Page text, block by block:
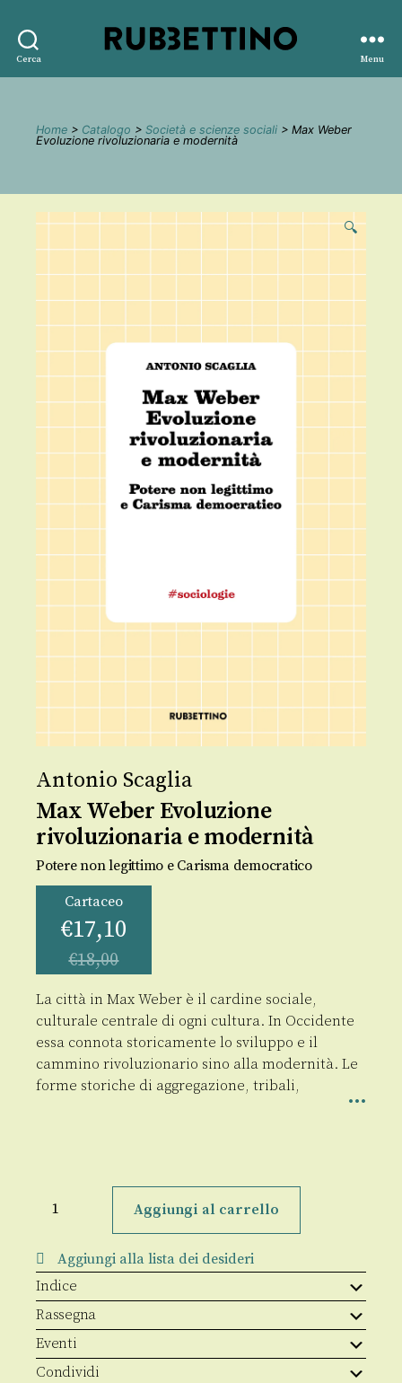
Cerca
editore
Menu
Home > Catalogo > Società e scienze sociali > Max Weber
Evoluzione rivoluzionaria e modernità
🔍
Antonio Scaglia
Max Weber Evoluzione
rivoluzionaria e modernità
Potere non legittimo e Carisma democratico
Cartaceo
€17,10
€18,00
La città in Max Weber è il cardine sociale,
culturale centrale di ogni cultura. In Occidente
essa connota storicamente lo sviluppo e il
cammino rivoluzionario sino alla modernità. Le
forme storiche di aggregazione, tribali,
Weber
rivoluzionaria
e
modernità
quantità
Aggiungi al carrello
Aggiungi alla lista dei desideri
Indice
Rassegna
Eventi
Condividi